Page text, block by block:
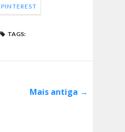
PINTEREST
TAGS:
Mais antiga →